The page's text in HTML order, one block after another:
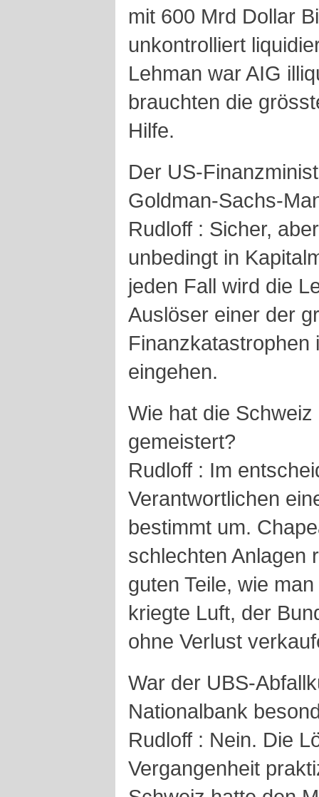
mit 600 Mrd Dollar
unkontrolliert
Lehman war AIG
brauchten die
Hilfe.
Der US-
Goldman-Sachs-
Rudloff : Sicher,
unbedingt in
jeden Fall wird die
Auslöser einer der
eingehen.
Wie hat die
gemeistert?
Rudloff : Im
Verantwortlichen
bestimmt um.
schlechten Anlagen
guten Teile, wie
kriegte Luft, der
ohne Verlust
War der UBS-
Nationalbank
Rudloff : Nein. Die
Vergangenheit